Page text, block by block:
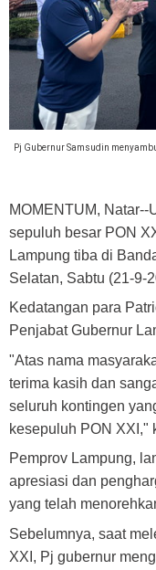
Pj Gubernur Samsudin
MOMENTUM, Natar--
sepuluh besar PON
Lampung tiba di
Selatan, Sabtu (21-9-
Kedatangan para
Penjabat Gubernur
"Atas nama
terima kasih dan
seluruh kontingen
kesepuluh PON XXI,"
Pemprov Lampung,
apresiasi dan
yang telah
Sebelumnya, saat
XXI, Pj gubernur